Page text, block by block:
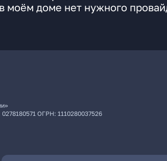
моём доме нет нужного
0278180571 ОГРН: 1110280037526